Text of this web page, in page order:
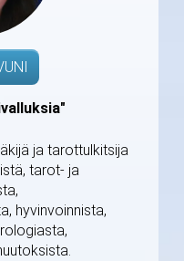
ja tarottulkitsija
tarot- ja
hyvinvoinnista,